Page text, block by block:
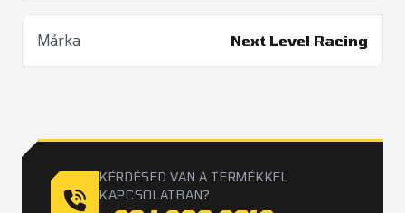
Márka Next Level Racing
KÉRDÉSED VAN A TERMÉKKEL
KAPCSOLATBAN?